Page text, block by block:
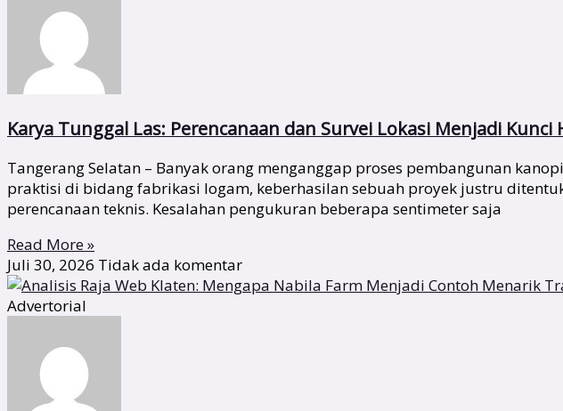
Karya Tunggal Las: Perencanaan dan Survei Lokasi Menjadi
Tangerang Selatan – Banyak orang menganggap proses pembangunan
praktisi di bidang fabrikasi logam, keberhasilan sebuah proyek justru
perencanaan teknis. Kesalahan pengukuran beberapa sentimeter saja
Read More »
Juli 30, 2026 Tidak ada komentar
Advertorial